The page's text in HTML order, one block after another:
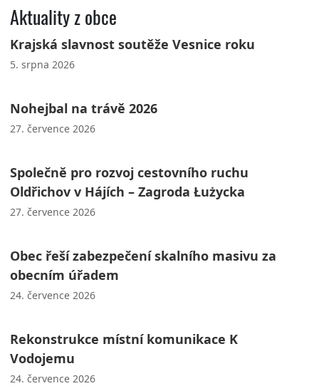
Aktuality z obce
Krajská slavnost soutěže Vesnice roku
5. srpna 2026
Nohejbal na trávě 2026
27. července 2026
Společně pro rozvoj cestovního ruchu
Oldřichov v Hájích – Zagroda Łużycka
27. července 2026
Obec řeší zabezpečení skalního masivu za
obecním úřadem
24. července 2026
Rekonstrukce místní komunikace K
Vodojemu
24. července 2026